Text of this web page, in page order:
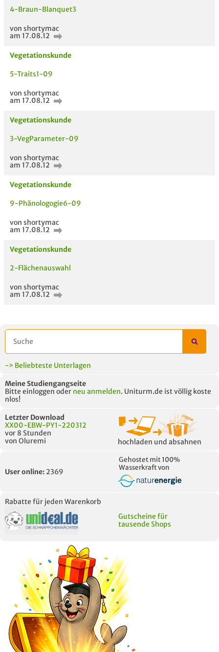
AUCH IM MODUL
4-Braun-Blanquet3
von shortymac
am 17.08.12
Vegetationskunde
5-Traits1-09
von shortymac
am 17.08.12
Vegetationskunde
3-VegParameter-09
von shortymac
am 17.08.12
Vegetationskunde
9-Phänologogie6-09
von shortymac
am 17.08.12
Vegetationskunde
2-Flächenauswahl
von shortymac
am 17.08.12
-> Beliebteste Unterlagen
Meine Studiengangseite
Bitte einloggen oder neu anmelden. Uniturm.de ist völlig koste
nlos!
Letzter Download
XX00-EBW-PY1-220312
vor 8 Stunden
von Oluremi
hochladen und absahnen
User online: 2369
Gehostet mit 100%
Wasserkraft von
Rabatte für jeden Warenkorb
Gutscheine für
tausende Shops